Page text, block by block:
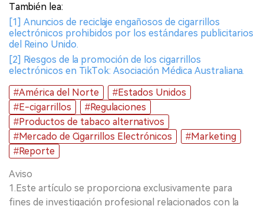
También lea:
[1] Anuncios de reciclaje engañosos de cigarrillos
electrónicos prohibidos por los estándares publicitarios
del Reino Unido.
[2] Riesgos de la promoción de los cigarrillos
electrónicos en TikTok: Asociación Médica Australiana.
#América del Norte
#Estados Unidos
#E-cigarrillos
#Regulaciones
#Productos de tabaco alternativos
#Mercado de Cigarrillos Electrónicos
#Marketing
#Reporte
Aviso
1.Este artículo se proporciona exclusivamente para
fines de investigación profesional relacionados con la